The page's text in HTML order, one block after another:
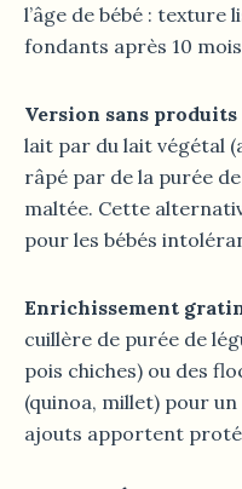
l’âge de bébé : texture
fondants après 10
Version sans
lait par du lait végétal
râpé par de la purée
maltée. Cette
pour les bébés
Enrichissement gratin
cuillère de purée de
pois chiches) ou des
(quinoa, millet) pour
ajouts apportent